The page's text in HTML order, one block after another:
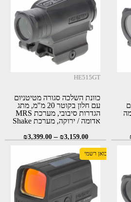
HE515GT
כוונת השלכה סגורה מטיטניום
עם חלון בקוטר 20 מ"מ, מתג
הגדרות סיבובי, מערכת MRS
אדומה / ירוקה, מערכת Shake
(Holosun HE515GT-RD \
₪3,159.00
–
₪3,399.00
יבואן רשמי